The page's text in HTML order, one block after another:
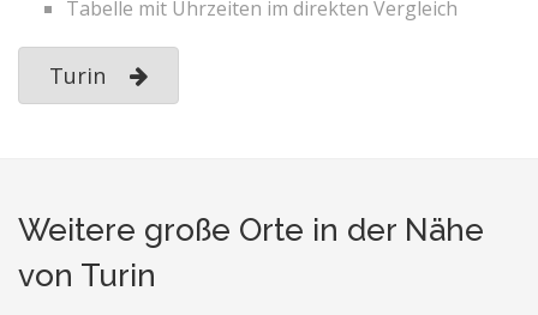
Tabelle mit Uhrzeiten im direkten Vergleich
Turin
Weitere große Orte in der Nähe
von Turin